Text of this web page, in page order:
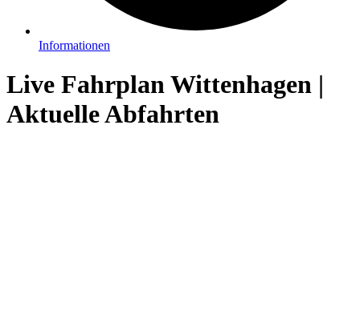
Informationen
Live Fahrplan Wittenhagen |
Aktuelle Abfahrten